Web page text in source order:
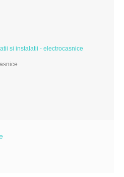
si instalatii - electrocasnice